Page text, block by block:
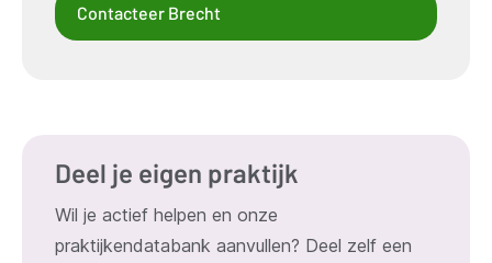
Contacteer Brecht
Deel je eigen praktijk
Wil je actief helpen en onze
praktijkendatabank aanvullen? Deel zelf een